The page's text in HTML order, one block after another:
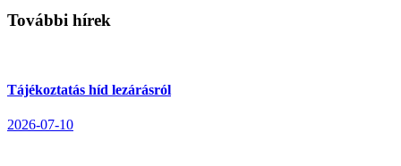
További hírek
Tájékoztatás híd lezárásról
2026-07-10